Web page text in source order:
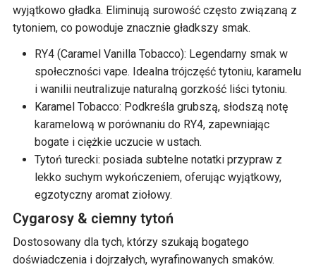
wyjątkowo gładka. Eliminują surowość często związaną z
tytoniem, co powoduje znacznie gładkszy smak.
RY4 (Caramel Vanilla Tobacco): Legendarny smak w
społeczności vape. Idealna trójczęść tytoniu, karamelu
i wanilii neutralizuje naturalną gorzkość liści tytoniu.
Karamel Tobacco: Podkreśla grubszą, słodszą notę
karamelową w porównaniu do RY4, zapewniając
bogate i ciężkie uczucie w ustach.
Tytoń turecki: posiada subtelne notatki przypraw z
lekko suchym wykończeniem, oferując wyjątkowy,
egzotyczny aromat ziołowy.
Cygarosy & ciemny tytoń
Dostosowany dla tych, którzy szukają bogatego
doświadczenia i dojrzałych, wyrafinowanych smaków.